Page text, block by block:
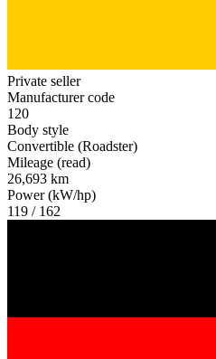
Private seller
Manufacturer code
120
Body style
Convertible (Roadster)
Mileage (read)
26,693 km
Power (kW/hp)
119 / 162